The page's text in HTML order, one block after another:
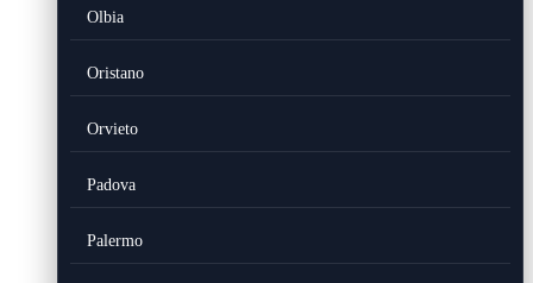
Olbia
Oristano
Orvieto
Padova
Palermo